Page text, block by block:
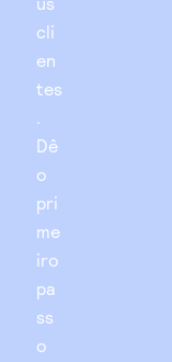
cli
en
tes
.
Dê
o
pri
me
iro
pa
ss
o